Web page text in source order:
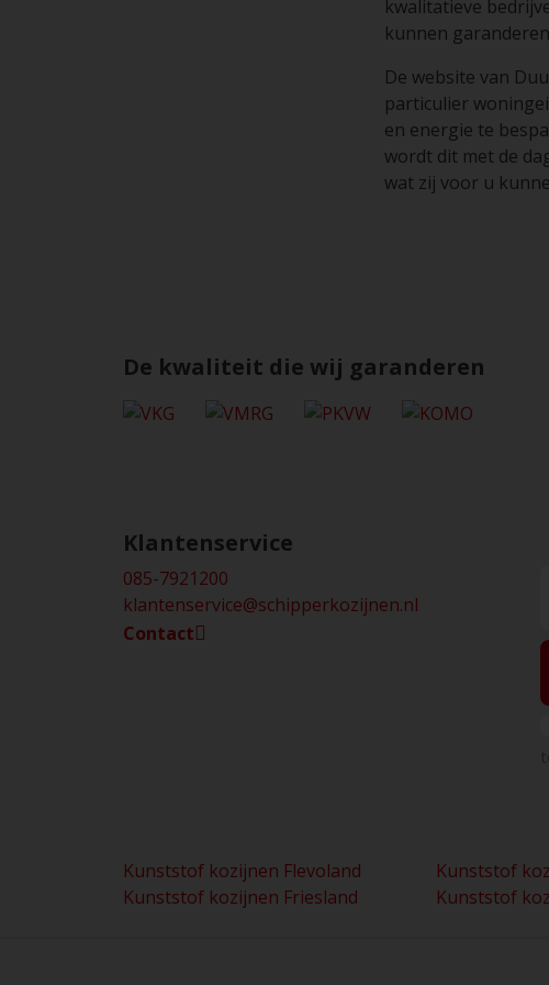
kwalitatieve
kunnen
De website van
particulier
en energie te
wordt dit met de
wat zij voor u
De kwaliteit die wij garanderen
Klantenservice
085-7921200
klantenservice@schipperkozijnen.nl
Contact
Kunststof kozijnen Flevoland
Kunststof kozijnen Friesland
Kunststof
Kunststof